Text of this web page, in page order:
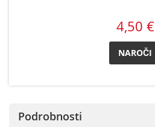
4,50 €
NAROČI
Podrobnosti